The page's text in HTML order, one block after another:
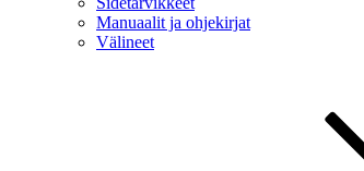
Manuaalit ja ohjekirjat
Välineet